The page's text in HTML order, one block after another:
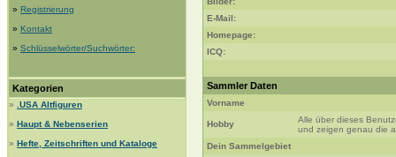
» Registrierung
» Kontakt
» Schlüsselwörter/Suchwörter:
Kategorien
»
.USA Altfiguren
» Haupt & Nebenserien
» Hefte, Zeitschriften und Kataloge
E-Mail:
Homepage:
ICQ:
Sammler Daten
Vorname
Hobby
Alle über dieses
und zeigen genau die
Dein Sammelgebiet